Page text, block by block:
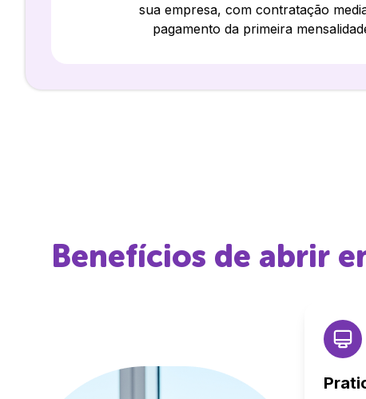
sua empresa, com contratação
pagamento da primeira
Benefícios de abrir